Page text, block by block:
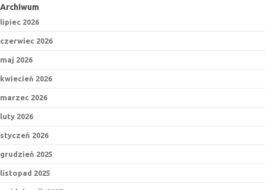
Archiwum
lipiec 2026
czerwiec 2026
maj 2026
kwiecień 2026
marzec 2026
luty 2026
styczeń 2026
grudzień 2025
listopad 2025